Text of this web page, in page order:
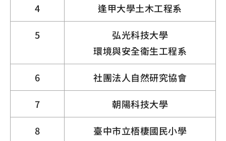
4 逢甲大學土木工程系
5
弘光科技大學
環境與安全衛生工程系
6 社團法人自然研究協會
7 朝陽科技大學
8 臺中市立梧棲國民小學